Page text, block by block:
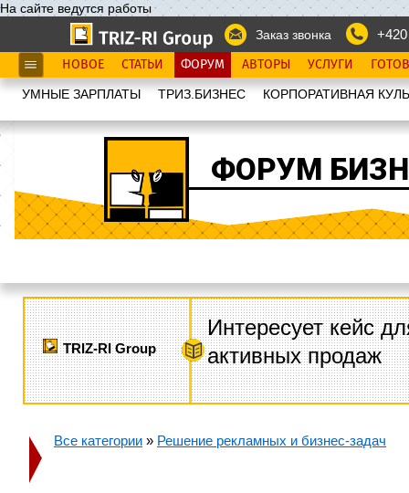
На сайте ведутся работы
Заказ звонка
НОВОЕ СТАТЬИ ФОРУМ АВТОРЫ УСЛУГИ
УМНЫЕ ЗАРПЛАТЫ ТРИЗ.БИЗНЕС КОРПОРАТИВНАЯ
ФОРУМ
TRIZ-RI Group
Интересует кейс
активных продаж
Все категории » Решение рекламных и бизнес-задач